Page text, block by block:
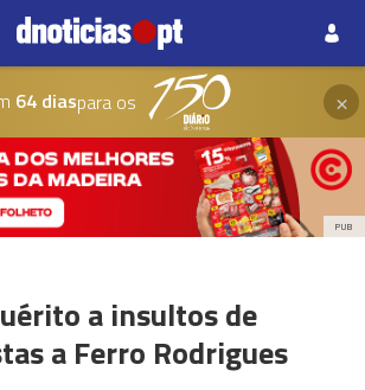
64 diaspara os ×
PUB
a insultos de
a Ferro Rodrigues